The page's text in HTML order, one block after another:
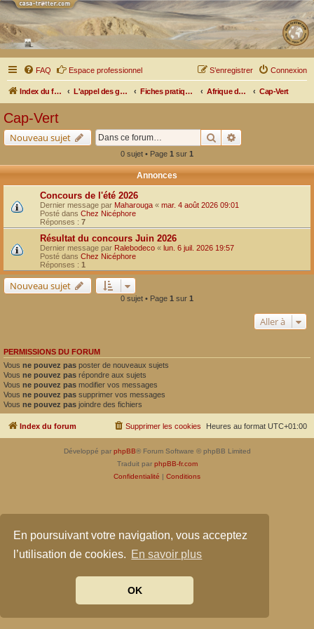
En poursuivant votre navigation, vous acceptez
l’utilisation de cookies. En savoir plus
OK
FAQ Espace professionnel Connexion
S’enregistrer
Index du forum L'appel des grands espaces Fiches pratiques par pays, pistes et bivouacs Afrique de l'Ouest Cap-Vert
Cap-Vert
Nouveau sujet Rechercher
0 sujet • Page 1 sur 1
Annonces
Concours de l'été 2026
Dernier message par Maharouga « mar. 4 août 2026 09:01
Posté dans Chez Nicéphore
Réponses : 7
Résultat du concours Juin 2026
Dernier message par Ralebodeco « lun. 6 juil. 2026 19:57
Posté dans Chez Nicéphore
Réponses : 1
Nouveau sujet
0 sujet • Page 1 sur 1
Aller à
PERMISSIONS DU FORUM
Vous ne pouvez pas poster de nouveaux sujets
Vous ne pouvez pas répondre aux sujets
Vous ne pouvez pas modifier vos messages
Vous ne pouvez pas supprimer vos messages
Vous ne pouvez pas joindre des fichiers
Index du forum Heures au format UTC+01:00
Supprimer les cookies
Développé par phpBB® Forum Software © phpBB Limited
Traduit par phpBB-fr.com
Confidentialité | Conditions